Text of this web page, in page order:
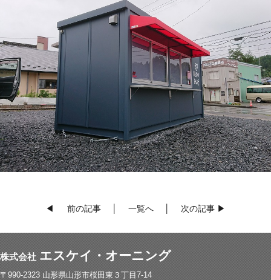
◀ 前の記事 一覧へ 次の記事 ▶
株式会社エスケイ・オーニング
〒990-2323 山形県山形市桜田東３丁目7-14